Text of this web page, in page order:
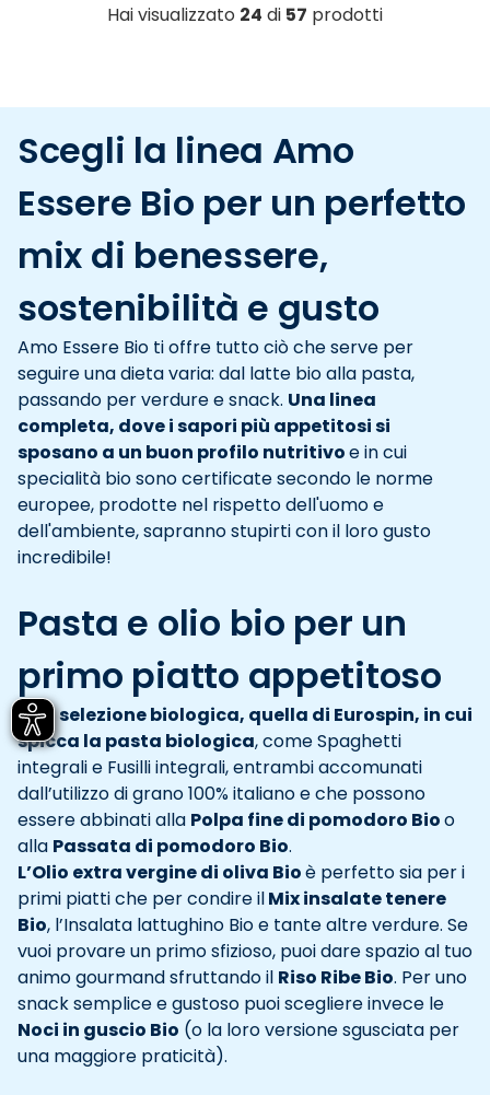
Hai visualizzato 24 di 57 prodotti
Scegli la linea Amo
Essere Bio per un perfetto
mix di benessere,
sostenibilità e gusto
Amo Essere Bio ti offre tutto ciò che serve per
seguire una dieta varia: dal latte bio alla pasta,
passando per verdure e snack. Una linea
completa, dove i sapori più appetitosi si
sposano a un buon profilo nutritivoe in cui
specialità bio sono certificate secondo le norme
europee, prodotte nel rispetto dell'uomo e
dell'ambiente, sapranno stupirti con il loro gusto
incredibile!
Pasta e olio bio per un
primo piatto appetitoso
Una selezione biologica, quella di Eurospin, in cui
spicca la pasta biologica, come Spaghetti
integrali e Fusilli integrali, entrambi accomunati
dall’utilizzo di grano 100% italiano e che possono
essere abbinati alla Polpa fine di pomodoro Bioo
alla Passata di pomodoro Bio.
L’Olio extra vergine di oliva Bioè perfetto sia per i
primi piatti che per condire ilMix insalate tenere
Bio, l’Insalata lattughino Bio e tante altre verdure. Se
vuoi provare un primo sfizioso, puoi dare spazio al tuo
animo gourmand sfruttando il Riso Ribe Bio. Per uno
snack semplice e gustoso puoi scegliere invece le
Noci in guscio Bio (o la loro versione sgusciata per
una maggiore praticità).